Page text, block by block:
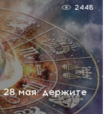
28 мая: держите
2448